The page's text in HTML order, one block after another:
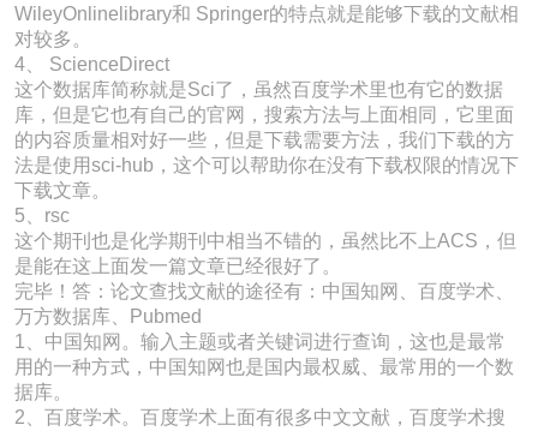
WileyOnlinelibrary和 Springer的特点就是能够下载的文献相
对较多。
4、 ScienceDirect
这个数据库简称就是Sci了，虽然百度学术里也有它的数据
库，但是它也有自己的官网，搜索方法与上面相同，它里面
的内容质量相对好一些，但是下载需要方法，我们下载的方
法是使用sci-hub，这个可以帮助你在没有下载权限的情况下
下载文章。
5、rsc
这个期刊也是化学期刊中相当不错的，虽然比不上ACS，但
是能在这上面发一篇文章已经很好了。
完毕！答：论文查找文献的途径有：中国知网、百度学术、
万方数据库、Pubmed
1、中国知网。输入主题或者关键词进行查询，这也是最常
用的一种方式，中国知网也是国内最权威、最常用的一个数
据库。
2、百度学术。百度学术上面有很多中文文献，百度学术搜